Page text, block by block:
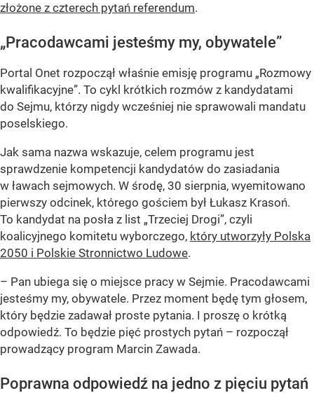
złożone z czterech pytań referendum.
„Pracodawcami jesteśmy my, obywatele”
Portal Onet rozpoczął właśnie emisję programu „Rozmowy
kwalifikacyjne”. To cykl krótkich rozmów z kandydatami
do Sejmu, którzy nigdy wcześniej nie sprawowali mandatu
poselskiego.
Jak sama nazwa wskazuje, celem programu jest
sprawdzenie kompetencji kandydatów do zasiadania
w ławach sejmowych. W środę, 30 sierpnia, wyemitowano
pierwszy odcinek, którego gościem był Łukasz Krasoń.
To kandydat na posła z list „Trzeciej Drogi”, czyli
koalicyjnego komitetu wyborczego, który utworzyły Polska
2050 i Polskie Stronnictwo Ludowe.
– Pan ubiega się o miejsce pracy w Sejmie. Pracodawcami
jesteśmy my, obywatele. Przez moment będę tym głosem,
który będzie zadawał proste pytania. I proszę o krótką
odpowiedź. To będzie pięć prostych pytań – rozpoczął
prowadzący program Marcin Zawada.
Poprawna odpowiedź na jedno z pięciu pytań